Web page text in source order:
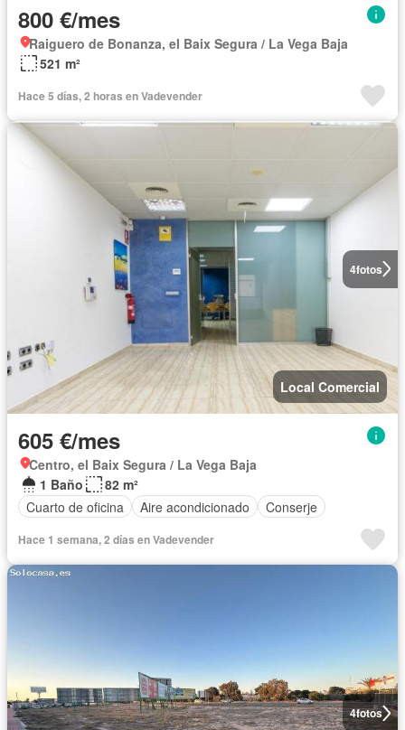
800 €/mes
Raiguero de Bonanza, el Baix Segura / La Vega Baja
521 m²
Hace 5 días, 2 horas en Vadevender
4fotos
Local Comercial
605 €/mes
Centro, el Baix Segura / La Vega Baja
1 Baño
82 m²
Cuarto de oficina
Aire acondicionado Conserje
Hace 1 semana, 2 días en Vadevender
4fotos